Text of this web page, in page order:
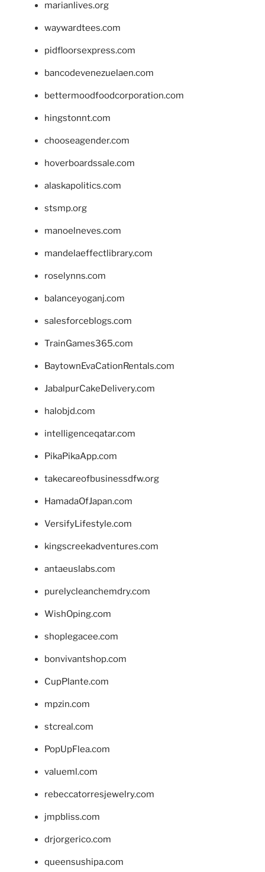
marianlives.org
waywardtees.com
pidfloorsexpress.com
bancodevenezuelaen.com
bettermoodfoodcorporation.com
hingstonnt.com
chooseagender.com
hoverboardssale.com
alaskapolitics.com
stsmp.org
manoelneves.com
mandelaeffectlibrary.com
roselynns.com
balanceyoganj.com
salesforceblogs.com
TrainGames365.com
BaytownEvaCationRentals.com
JabalpurCakeDelivery.com
halobjd.com
intelligenceqatar.com
PikaPikaApp.com
takecareofbusinessdfw.org
HamadaOfJapan.com
VersifyLifestyle.com
kingscreekadventures.com
antaeuslabs.com
purelycleanchemdry.com
WishOping.com
shoplegacee.com
bonvivantshop.com
CupPlante.com
mpzin.com
stcreal.com
PopUpFlea.com
valueml.com
rebeccatorresjewelry.com
jmpbliss.com
drjorgerico.com
queensushipa.com